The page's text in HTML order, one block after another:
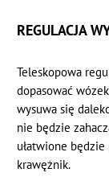
REGULACJA
Teleskopowa
dopasować
wysuwa się
nie będzie
ułatwione
krawężnik.